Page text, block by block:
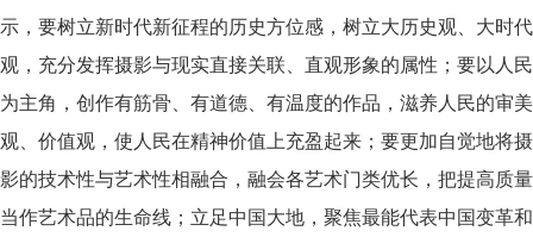
示，要树立新时代新征程的历史方位感，树立大历史观、大时代
观，充分发挥摄影与现实直接关联、直观形象的属性；要以人民
为主角，创作有筋骨、有道德、有温度的作品，滋养人民的审美
观、价值观，使人民在精神价值上充盈起来；要更加自觉地将摄
影的技术性与艺术性相融合，融会各艺术门类优长，把提高质量
当作艺术品的生命线；立足中国大地，聚焦最能代表中国变革和